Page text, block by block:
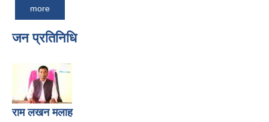
more
जन प्रतिनिधि
राम लखन मलाह